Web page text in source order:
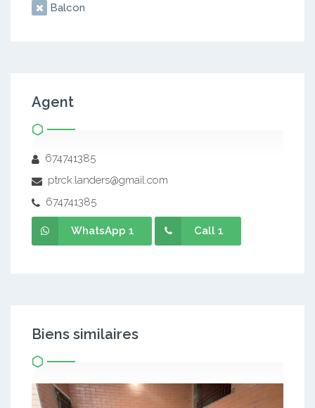
Balcon
Agent
674741385
ptrck.landers@gmail.com
674741385
WhatsApp 1 Call 1
Biens similaires